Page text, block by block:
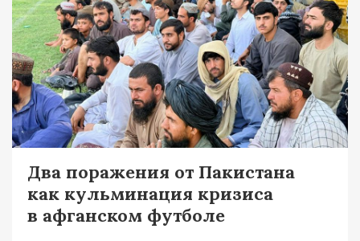
Два поражения от Пакистана
как кульминация кризиса
в афганском футболе